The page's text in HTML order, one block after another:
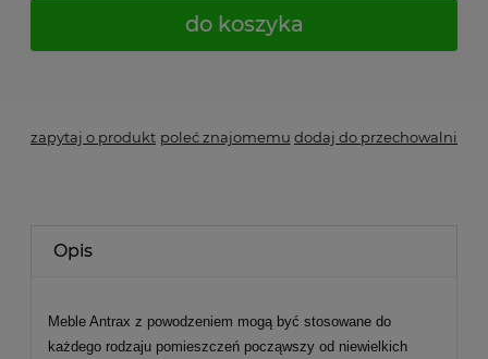
do koszyka
zapytaj o produkt poleć znajomemu dodaj do przechowalni
Opis
Meble Antrax z powodzeniem mogą być stosowane do
każdego rodzaju pomieszczeń począwszy od niewielkich